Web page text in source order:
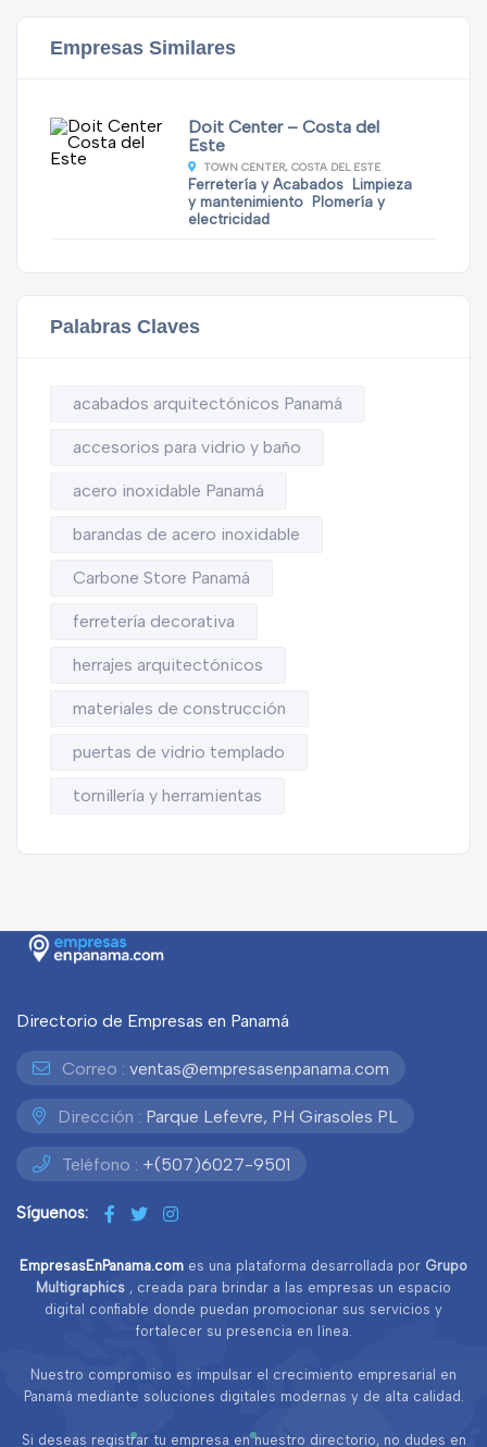
Empresas Similares
Doit Center – Costa del
Este
TOWN CENTER, COSTA DEL ESTE
Ferretería y Acabados Limpieza
y mantenimiento Plomería y
electricidad
Palabras Claves
acabados arquitectónicos Panamá
accesorios para vidrio y baño
acero inoxidable Panamá
barandas de acero inoxidable
Carbone Store Panamá
ferretería decorativa
herrajes arquitectónicos
materiales de construcción
puertas de vidrio templado
tornillería y herramientas
Directorio de Empresas en Panamá
Correo : ventas@empresasenpanama.com
Dirección : Parque Lefevre, PH Girasoles PL
Teléfono : +(507)6027-9501
Síguenos:
EmpresasEnPanama.com es una plataforma desarrollada por Grupo
Multigraphics , creada para brindar a las empresas un espacio
digital confiable donde puedan promocionar sus servicios y
fortalecer su presencia en línea.
Nuestro compromiso es impulsar el crecimiento empresarial en
Panamá mediante soluciones digitales modernas y de alta calidad.
Si deseas registrar tu empresa en nuestro directorio, no dudes en